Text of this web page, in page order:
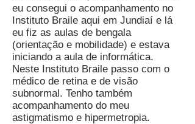
eu consegui o acompanhamento no
Instituto Braile aqui em Jundiaí e lá
eu fiz as aulas de bengala
(orientação e mobilidade) e estava
iniciando a aula de informática.
Neste Instituto Braile passo com o
médico de retina e de visão
subnormal. Tenho também
acompanhamento do meu
astigmatismo e hipermetropia.